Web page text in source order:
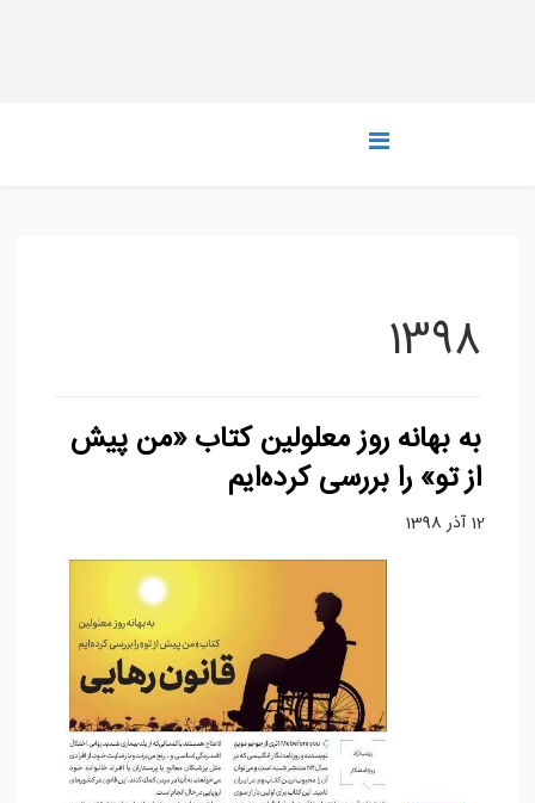
1398
به بهانه روز معلولین کتاب «من پیش
از تو» را بررسی کرده‌ایم
12 آذر 1398